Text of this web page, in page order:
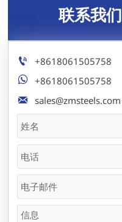
联系我们
 +8618061505758
 +8618061505758
 sales@zmsteels.com